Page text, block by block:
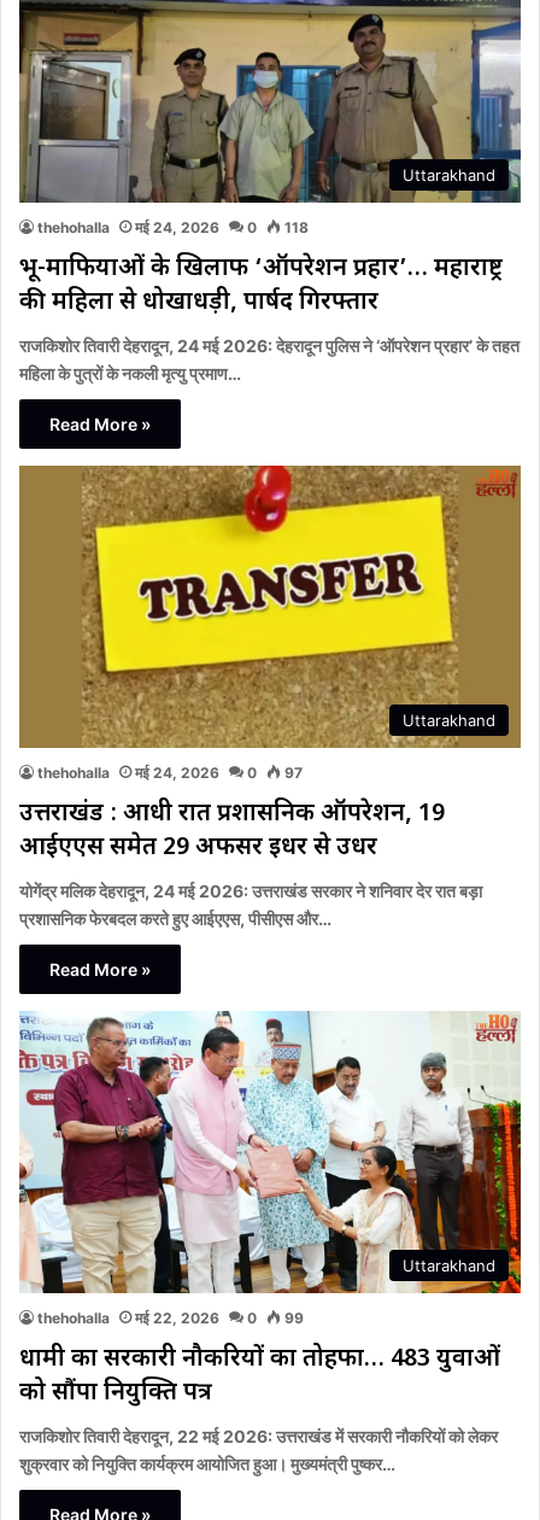
Uttarakhand
thehohalla मई 24, 2026 0 118
भू-माफियाओं के खिलाफ ‘ऑपरेशन प्रहार’… महाराष्ट्र
की महिला से धोखाधड़ी, पार्षद गिरफ्तार
राजकिशोर तिवारी देहरादून, 24 मई 2026: देहरादून पुलिस ने ‘ऑपरेशन प्रहार’ के तहत
महिला के पुत्रों के नकली मृत्यु प्रमाण…
Read More »
Uttarakhand
thehohalla मई 24, 2026 0 97
उत्तराखंड : आधी रात प्रशासनिक ऑपरेशन, 19
आईएएस समेत 29 अफसर इधर से उधर
योगेंद्र मलिक देहरादून, 24 मई 2026: उत्तराखंड सरकार ने शनिवार देर रात बड़ा
प्रशासनिक फेरबदल करते हुए आईएएस, पीसीएस और…
Read More »
Uttarakhand
thehohalla मई 22, 2026 0 99
धामी का सरकारी नौकरियों का तोहफा… 483 युवाओं
को सौंपा नियुक्ति पत्र
राजकिशोर तिवारी देहरादून, 22 मई 2026: उत्तराखंड में सरकारी नौकरियों को लेकर
शुक्रवार को नियुक्ति कार्यक्रम आयोजित हुआ। मुख्यमंत्री पुष्कर…
Read More »